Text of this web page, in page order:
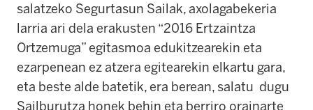
salatzeko Segurtasun Sailak, axolagabekeria
larria ari dela erakusten “2016 Ertzaintza
Ortzemuga” egitasmoa edukitzearekin eta
ezarpenean ez atzera egitearekin elkartu gara,
eta beste alde batetik, era berean, salatu dugu
Sailburutza honek behin eta berriro orainarte